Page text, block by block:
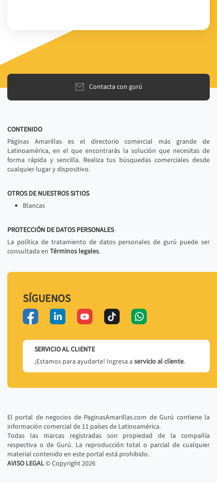
Contacta con gurú
CONTENIDO
Páginas Amarillas es el directorio comercial más grande de
Latinoamérica, en el que encontrarás la solución que necesitas de
forma rápida y sencilla. Realiza tus búsquedas comerciales desde
cualquier lugar y dispositivo.
OTROS DE NUESTROS SITIOS
Blancas
PROTECCIÓN DE DATOS PERSONALES
La política de tratamiento de datos personales de gurú puede ser
consultada en Términos legales.
SÍGUENOS
SERVICIO AL CLIENTE
¡Estamos para ayudarte! Ingresa a servicio al cliente.
El portal de negocios de PaginasAmarillas.com de Gurú contiene la
información comercial de 11 países de Latinoamérica.
Todas las marcas registradas son propiedad de la compañía
respectiva o de Gurú. La reproducción total o parcial de cualquier
material contenido en este portal está prohibido.
AVISO LEGAL© Copyright2026